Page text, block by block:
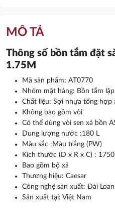
MÔ TẢ
Thông số bồn tắm đặt
1.75M
Mã sản phẩm: AT0770
Nhóm mặt hàng: Bồn tắm
Chất liệu: Sợi nhựa tổng hợp
Không bao gồm vòi
Có thể dùng vòi sen xả bồn
Dung lượng nước :180 L
Màu sắc :Màu trắng (PW)
Kích thước (D x R x C) :
Bao gồm bộ xả
Thương hiệu: Caesar
Công nghệ sản xuất: Đài Loan
Sản xuất tại: Việt Nam